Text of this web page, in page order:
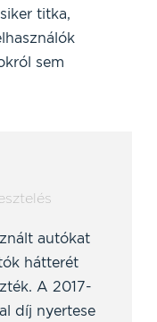
titka,
sem
autókat
hátterét
A 2017-
díj nyertese